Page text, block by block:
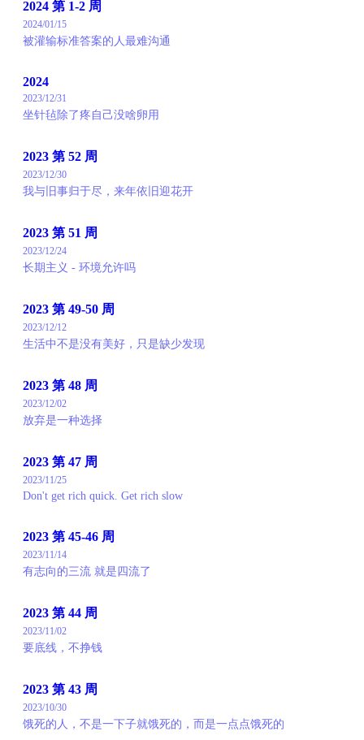
2024 第 1-2 周
2024/01/15
被灌输标准答案的人最难沟通
2024
2023/12/31
坐针毡除了疼自己没啥卵用
2023 第 52 周
2023/12/30
我与旧事归于尽，来年依旧迎花开
2023 第 51 周
2023/12/24
长期主义 - 环境允许吗
2023 第 49-50 周
2023/12/12
生活中不是没有美好，只是缺少发现
2023 第 48 周
2023/12/02
放弃是一种选择
2023 第 47 周
2023/11/25
Don't get rich quick. Get rich slow
2023 第 45-46 周
2023/11/14
有志向的三流 就是四流了
2023 第 44 周
2023/11/02
要底线，不挣钱
2023 第 43 周
2023/10/30
饿死的人，不是一下子就饿死的，而是一点点饿死的